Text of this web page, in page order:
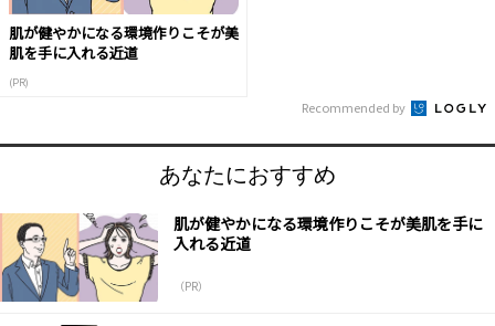
肌が健やかになる環境作りこそが美
肌を手に入れる近道
(PR)
Recommended by
あなたにおすすめ
肌が健やかになる環境作りこそが美肌を手に
入れる近道
（PR）